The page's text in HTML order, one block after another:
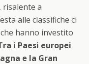
risalente a
alle classifiche ci
hanno investito
i Paesi europei
e la Gran